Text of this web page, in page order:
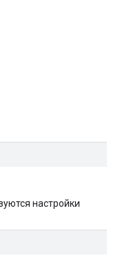
настройки